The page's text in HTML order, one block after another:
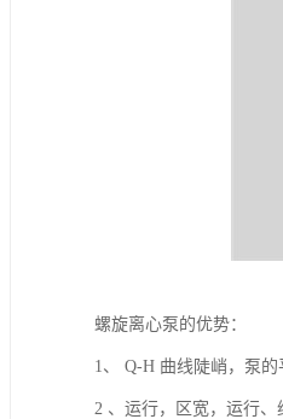
螺旋离心泵的优势：
1、 Q-H 曲线陡峭，泵
2 、运行，区宽，运行、